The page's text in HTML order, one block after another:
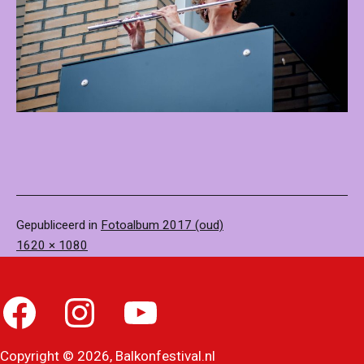
Gepubliceerd in Fotoalbum 2017 (oud)
Volledige
1620 × 1080
Copyright © 2026, Balkonfestival.nl
Facebook Instagram